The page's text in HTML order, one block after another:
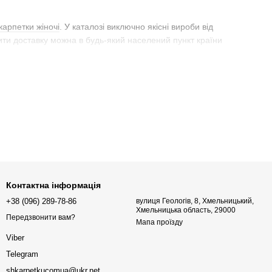
жіночі. У каталозі виключно якісні вироби від
доставку можна в будь-який населений пункт країни
Контактна інформація
+38 (096) 289-78-86
Передзвонити вам?
Viber
Telegram
вулиця Геологів, 8, Хмельницький,
Хмельницька область, 29000
Мапа проїзду